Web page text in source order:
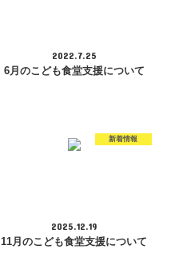
2022.7.25
6月のこども食堂支援について
新着情報
2025.12.19
11月のこども食堂支援について